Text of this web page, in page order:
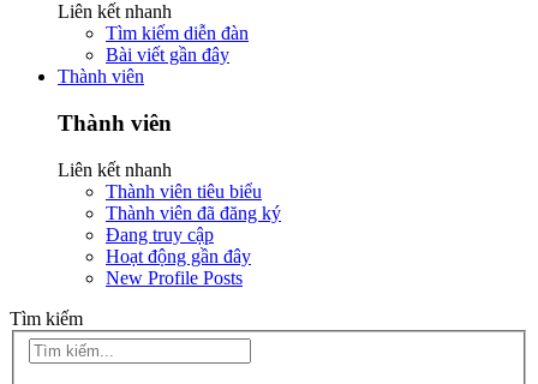
Liên kết nhanh
Tìm kiếm diễn đàn
Bài viết gần đây
Thành viên
Thành viên
Liên kết nhanh
Thành viên tiêu biểu
Thành viên đã đăng ký
Đang truy cập
Hoạt động gần đây
New Profile Posts
Tìm kiếm